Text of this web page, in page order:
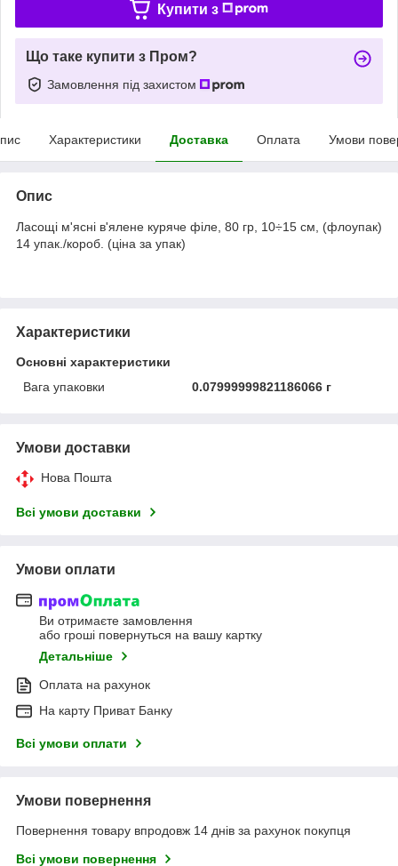
Купити з
Що таке купити з Пром?
Замовлення під захистом
Характеристики Доставка Оплата Умови
Опис
Ласощі м'ясні в'ялене куряче філе, 80 гр, 10÷15 см, (флоупак)
14 упак./короб. (ціна за упак)
Характеристики
Основні характеристики
Вага упаковки
0.07999999821186066 г
Умови доставки
Нова Пошта
Всі умови доставки
Умови оплати
Ви отримаєте замовлення
або гроші повернуться на вашу картку
Детальніше
Оплата на рахунок
На карту Приват Банку
Всі умови оплати
Умови повернення
Повернення товару впродовж 14 днів за рахунок покупця
Всі умови повернення